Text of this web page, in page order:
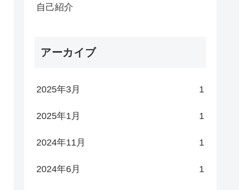
自己紹介
アーカイブ
2025年3月 1
2025年1月 1
2024年11月 1
2024年6月 1